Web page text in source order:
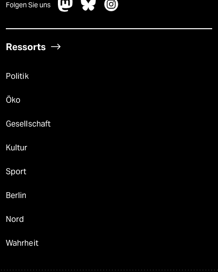
Folgen Sie uns
Ressorts
Politik
Öko
Gesellschaft
Kultur
Sport
Berlin
Nord
Wahrheit